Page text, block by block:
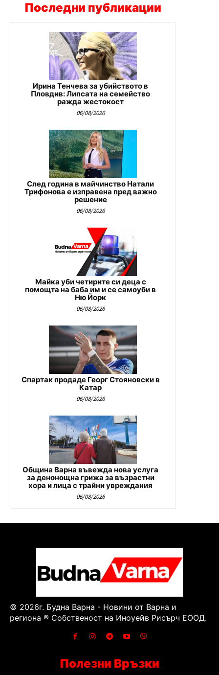
Последни публикации
Ирина Тенчева за убийството в
Пловдив: Липсата на семейство
ражда жестокост
06/08/2026
След година в майчинство Натали
Трифонова е изправена пред важно
решение
06/08/2026
Майка уби четирите си деца с
помощта на баба им и се самоуби в
Ню Йорк
06/08/2026
Спартак продаде Георг Стояновски в
Катар
06/08/2026
Община Варна въвежда нова услуга
за денонощна грижа за възрастни
хора и лица с трайни увреждания
06/08/2026
© 2026г. Будна Варна - Новини от Варна и
региона ® Собственост на Иноуейв Рисърч ЕООД.
Полезни Връзки